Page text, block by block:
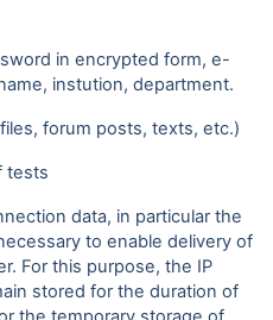
in encrypted form, e-
instution, department.
forum posts, texts, etc.)
tests
data, in particular the
to enable delivery of
For this purpose, the IP
stored for the duration of